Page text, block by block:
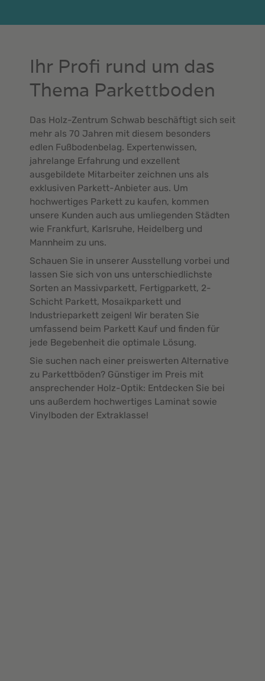
Ihr Profi rund um das
Thema Parkettboden
Das Holz-Zentrum Schwab beschäftigt sich seit
mehr als 70 Jahren mit diesem besonders
edlen Fußbodenbelag. Expertenwissen,
jahrelange Erfahrung und exzellent
ausgebildete Mitarbeiter zeichnen uns als
exklusiven Parkett-Anbieter aus. Um
hochwertiges Parkett zu kaufen, kommen
unsere Kunden auch aus umliegenden Städten
wie Frankfurt, Karlsruhe, Heidelberg und
Mannheim zu uns.
Schauen Sie in unserer Ausstellung vorbei und
lassen Sie sich von uns unterschiedlichste
Sorten an Massivparkett, Fertigparkett, 2-
Schicht Parkett, Mosaikparkett und
Industrieparkett zeigen! Wir beraten Sie
umfassend beim Parkett Kauf und finden für
jede Begebenheit die optimale Lösung.
Sie suchen nach einer preiswerten Alternative
zu Parkettböden? Günstiger im Preis mit
ansprechender Holz-Optik: Entdecken Sie bei
uns außerdem hochwertiges Laminat sowie
Vinylboden der Extraklasse!